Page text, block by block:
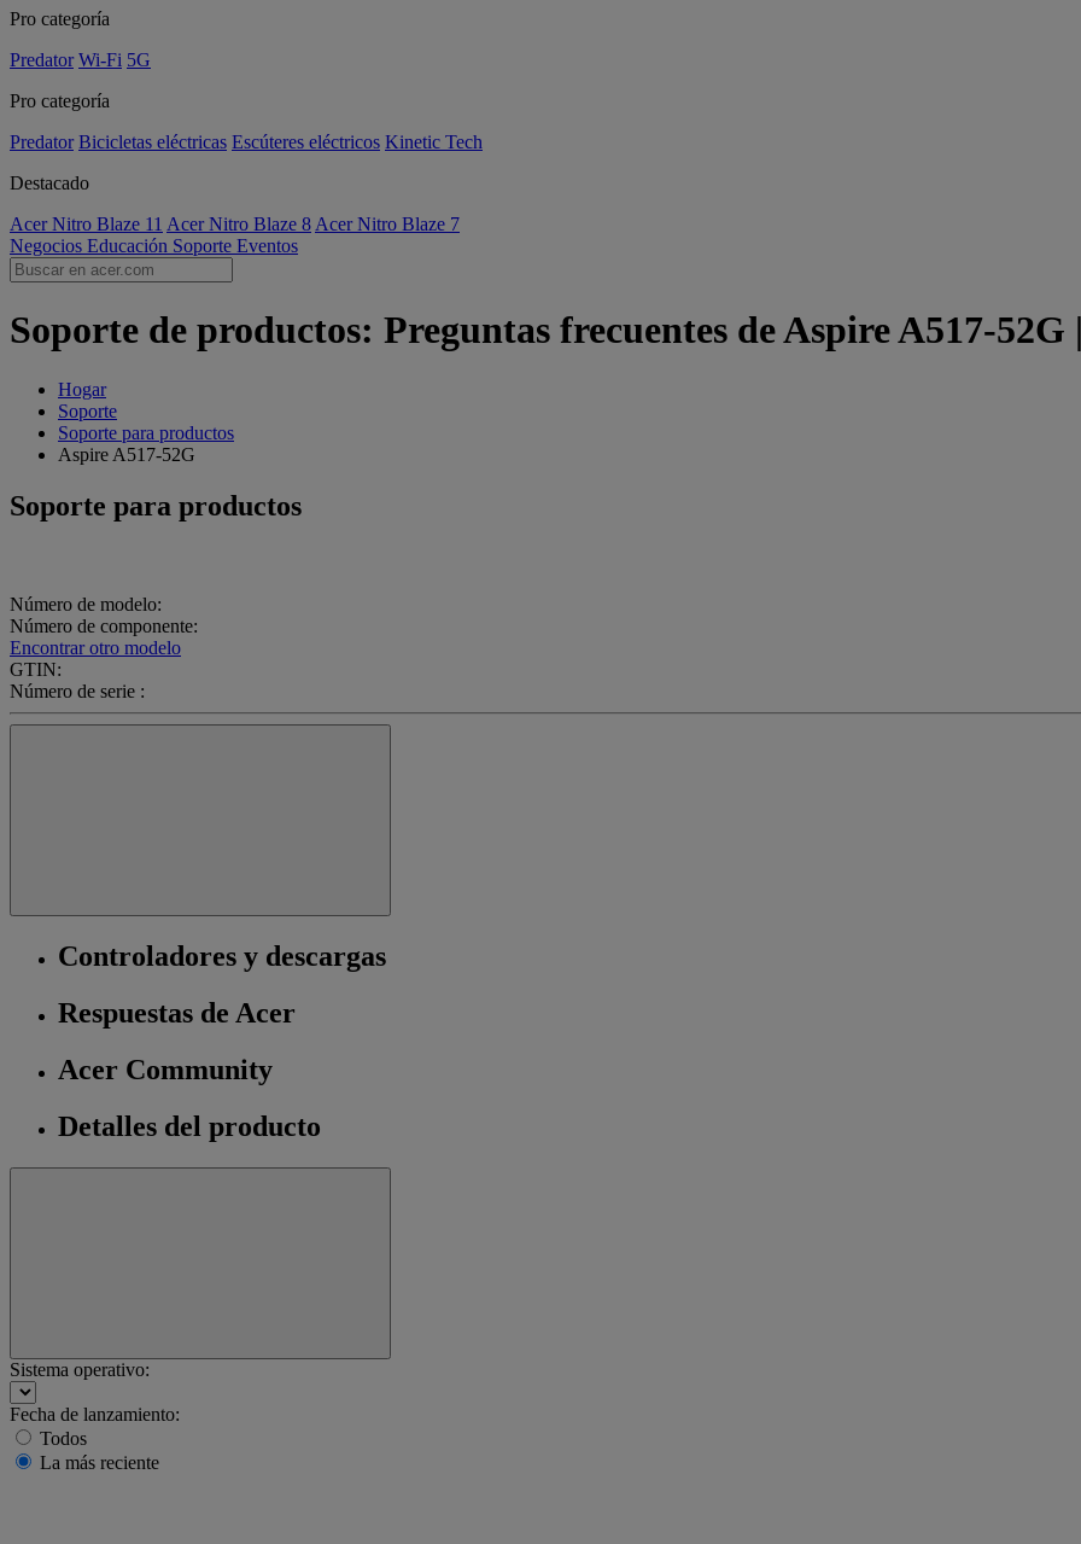
Pro categoría
Predator Wi-Fi 5G
Pro categoría
Predator Bicicletas eléctricas Escúteres eléctricos Kinetic Tech
Destacado
Acer Nitro Blaze 11 Acer Nitro Blaze 8 Acer Nitro Blaze 7
Negocios Educación Soporte Eventos
Soporte de productos: Preguntas frecuentes de Aspire A517-
Hogar
Soporte
Soporte para productos
Aspire A517-52G
Soporte para productos
Número de modelo:
Número de componente:
Encontrar otro modelo
GTIN:
Número de serie :
Controladores y descargas
Respuestas de Acer
Acer Community
Detalles del producto
Sistema operativo:
Fecha de lanzamiento:
Todos
La más reciente